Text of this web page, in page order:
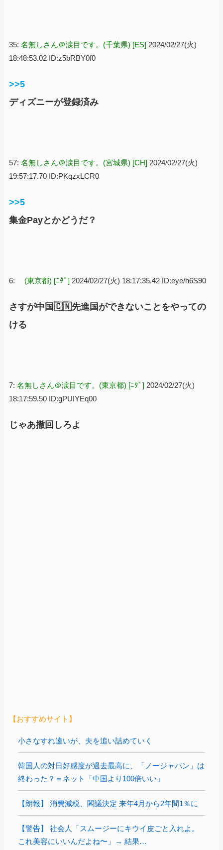
35: 名無しさん＠涙目です。(千葉県) [ES] 2024/02/27(火)
18:48:53.02 ID:z5bRBY0f0
>>5
ディズニーが登録済み
57: 名無しさん＠涙目です。(宮城県) [CH] 2024/02/27(火)
19:57:17.70 ID:PKqzxLCR0
>>5
集金Payとかどうだ？
6: (東京都) [ﾆﾀﾞ] 2024/02/27(火) 18:17:35.42 ID:eye/h6S90
さすが中国🇨🇳先進国ができないことをやっての
ける
7: 名無しさん＠涙目です。(東京都) [ﾆﾀﾞ] 2024/02/27(火)
18:17:59.50 ID:gPUIYEq00
じゃあ撤回しろよ
【おすすめサイト】
小さなすれ違いが、夫を追い詰めていく
韓国人の対日好感度が過去最高に、「ノージャパン」は
終わった？＝ネット「中国より100倍いい」
【朗報】 消費減税、閣議決定 来年4月から2年間1％に
【警告】 社会人「スムージーにキウイ皮ごと入れよ。
これ美容にいいんだよね〜」→ 結果…